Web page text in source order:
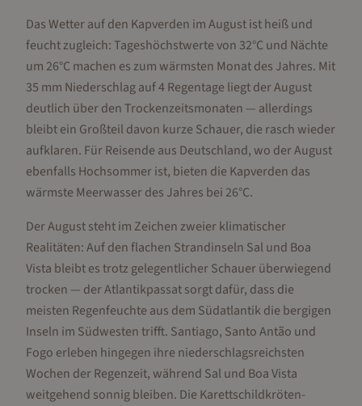
Das Wetter auf den Kapverden im August ist heiß und
feucht zugleich: Tageshöchstwerte von 32°C und Nächte
um 26°C machen es zum wärmsten Monat des Jahres. Mit
35 mm Niederschlag auf 4 Regentage liegt der August
deutlich über den Trockenzeitsmonaten — allerdings
bleibt ein Großteil davon kurze Schauer, die rasch wieder
aufklaren. Für Reisende aus Deutschland, wo der August
ebenfalls Hochsommer ist, bieten die Kapverden das
wärmste Meerwasser des Jahres bei 26°C.
Der August steht im Zeichen zweier klimatischer
Realitäten: Auf den flachen Strandinseln Sal und Boa
Vista bleibt es trotz gelegentlicher Schauer überwiegend
trocken — der Atlantikpassat sorgt dafür, dass die
meisten Regenfeuchte aus dem Südatlantik die bergigen
Inseln im Südwesten trifft. Santiago, Santo Antão und
Fogo erleben hingegen ihre niederschlagsreichsten
Wochen der Regenzeit, während Sal und Boa Vista
weitgehend sonnig bleiben. Die Karettschildkröten-